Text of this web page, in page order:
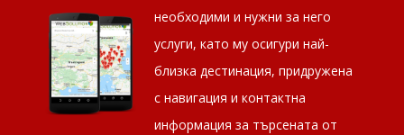
необходими и нужни за него
услуги, като му осигури най-
близка дестинация, придружена
с навигация и контактна
информация за търсената от